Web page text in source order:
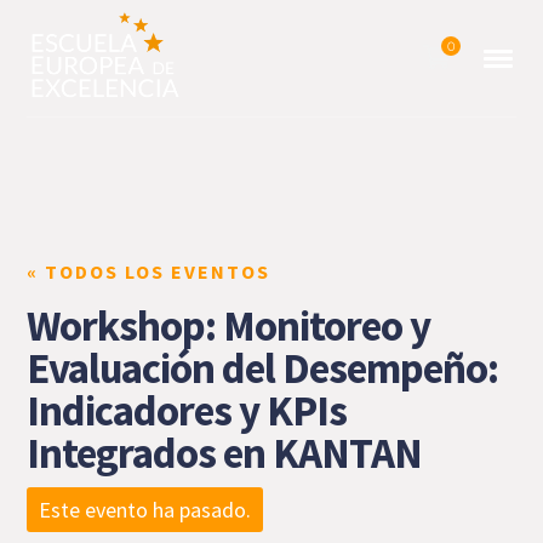
0
« TODOS LOS EVENTOS
Workshop: Monitoreo y
Evaluación del Desempeño:
Indicadores y KPIs
Integrados en KANTAN
Este evento ha pasado.